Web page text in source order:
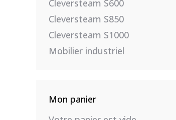
Cleversteam S600
Cleversteam S850
Cleversteam S1000
Mobilier industriel
Mon panier